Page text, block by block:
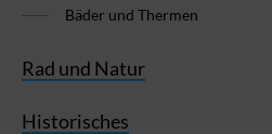
Bäder und Thermen
Rad und Natur
Historisches